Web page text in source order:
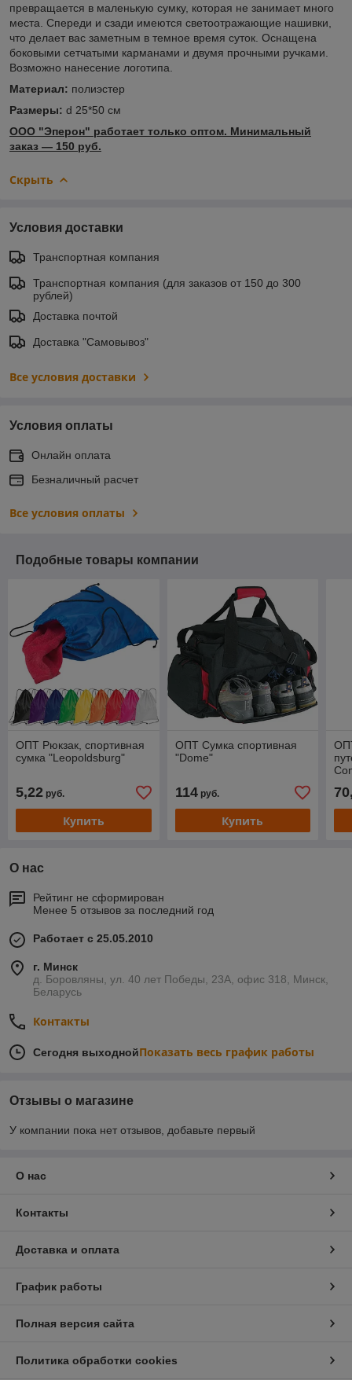
превращается в маленькую сумку, которая не занимает много
места. Спереди и сзади имеются светоотражающие нашивки,
что делает вас заметным в темное время суток. Оснащена
боковыми сетчатыми карманами и двумя прочными ручками.
Возможно нанесение логотипа.
Материал: полиэстер
Размеры: d 25*50 см
ООО "Эперон" работает только оптом. Минимальный
заказ ― 150 руб.
Скрыть
Условия доставки
Транспортная компания
Транспортная компания (для заказов от 150 до 300
рублей)
Доставка почтой
Доставка "Самовывоз"
Все условия доставки
Условия оплаты
Онлайн оплата
Безналичный расчет
Все условия оплаты
Подобные товары компании
ОПТ Рюкзак, спортивная
сумка "Leopoldsburg"
5,22 руб.
Купить
ОПТ Сумка спортивная
"Dome"
114руб.
Купить
О нас
Рейтинг не сформирован
Менее 5 отзывов за последний год
Работает с 25.05.2010
г. Минск
д. Боровляны, ул. 40 лет Победы, 23А, офис 318, Минск,
Беларусь
Контакты
Сегодня выходнойПоказать весь график работы
Отзывы о магазине
У компании пока нет отзывов, добавьте первый
О нас
Контакты
Доставка и оплата
График работы
Полная версия сайта
Политика обработки cookies